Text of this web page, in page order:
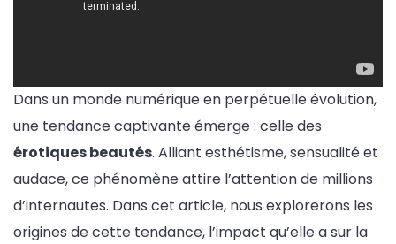
Dans un monde numérique en perpétuelle évolution,
une tendance captivante émerge : celle des
érotiques beautés. Alliant esthétisme, sensualité et
audace, ce phénomène attire l’attention de millions
d’internautes. Dans cet article, nous explorerons les
origines de cette tendance, l’impact qu’elle a sur la